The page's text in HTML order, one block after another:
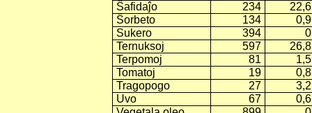
Ŝafidaĵo
234
22,6
Ŝorbeto
134
0,9
Sukero
394
0
Ternuksoj
597
26,8
Terpomoj
81
1,5
Tomatoj
19
0,8
Tragopogo
27
3,2
Uvo
67
0,6